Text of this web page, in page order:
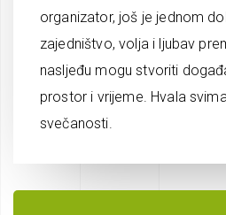
organizator, još je jednom
zajedništvo, volja i ljubav
nasljeđu mogu stvoriti
prostor i vrijeme. Hvala
svečanosti.